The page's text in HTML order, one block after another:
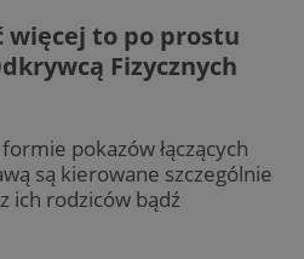
więcej to po prostu
Fizycznych
pokazów łączących
są kierowane szczególnie
ich rodziców bądź